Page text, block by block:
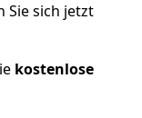
Sie sich jetzt
kostenlose